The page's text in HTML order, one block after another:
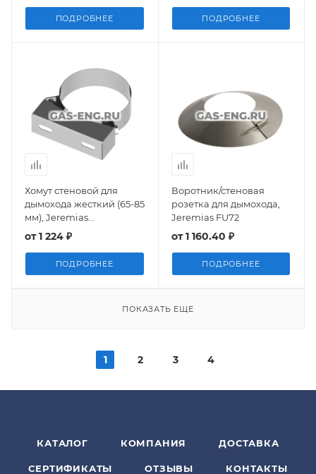
ПОДРОБНЕЕ ПОДРОБНЕЕ
Хомут стеновой для
дымохода жесткий (65-85
мм), Jeremias
ZUWA.004C00.535
от1 224 ₽
ПОДРОБНЕЕ
Воротник/стеновая
розетка для дымохода,
Jeremias FU72
от1 160.40 ₽
ПОДРОБНЕЕ
ПОКАЗАТЬ ЕЩЕ
1 2 3 4
КАТАЛОГ КОМПАНИЯ ДОСТАВКА
СЕРТИФИКАТЫ ОТЗЫВЫ КОНТАКТЫ